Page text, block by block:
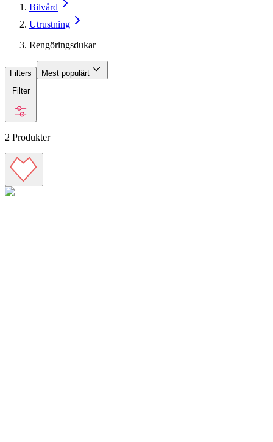
Bilvård
Utrustning
Rengöringsdukar
Filters
Filter
Mest populärt
2 Produkter